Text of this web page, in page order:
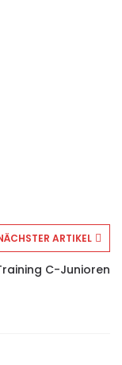
ARTIKEL
C-Junioren